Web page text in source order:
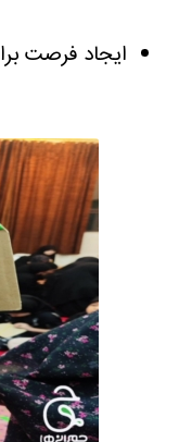
ایجاد فرصت